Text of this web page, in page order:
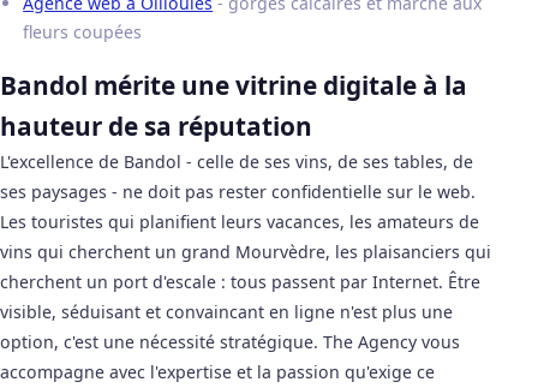
fleurs coupées
Bandol mérite une vitrine digitale à la
hauteur de sa réputation
L'excellence de Bandol - celle de ses vins, de ses tables, de
ses paysages - ne doit pas rester confidentielle sur le web.
Les touristes qui planifient leurs vacances, les amateurs de
vins qui cherchent un grand Mourvèdre, les plaisanciers qui
cherchent un port d'escale : tous passent par Internet. Être
visible, séduisant et convaincant en ligne n'est plus une
option, c'est une nécessité stratégique. The Agency vous
accompagne avec l'expertise et la passion qu'exige ce